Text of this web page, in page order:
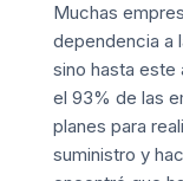
Muchas
dependencia a
sino hasta este
el 93% de las
planes para
suministro y